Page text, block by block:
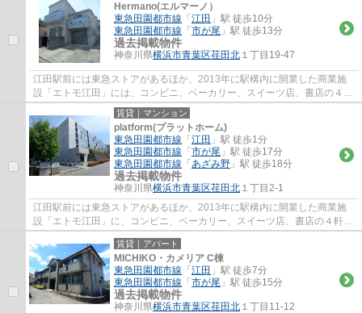
Hermano(エルマーノ）
東急田園都市線 「 江田 」駅 徒歩10分
東急田園都市線 「 市が尾 」駅 徒歩13分
過去掲載物件
神奈川県横浜市青葉区荏田北 １丁目19-47
江田駅前には東急ストアがあるほか、2013年に駅構内に開業した商業施
設「エトモ江田」には、コンビニ、ベーカリー、スイーツ店、書店の４軒
がテナントとして入居し、通勤や通学帰りの...
賃貸｜マンション
platform(プラットホーム)
東急田園都市線 「 江田 」駅 徒歩1分
東急田園都市線 「 市が尾 」駅 徒歩17分
東急田園都市線 「 あざみ野 」駅 徒歩18分
過去掲載物件
神奈川県横浜市青葉区荏田北 １丁目2-1
江田駅前には東急ストアがあるほか、2013年に駅構内に開業した商業施
設「エトモ江田」に、コンビニ、ベーカリー、スイーツ店、書店の４軒が
テナントとして入居し、通勤や通学帰りの買...
賃貸｜アパート
MICHIKO・カメリア C棟
東急田園都市線 「 江田 」駅 徒歩7分
東急田園都市線 「 市が尾 」駅 徒歩15分
過去掲載物件
神奈川県横浜市青葉区荏田北 １丁目11-12